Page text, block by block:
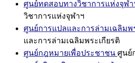
ศูนย์ทดสอบทางวิชาการแห่งจุฬา
วิชาการแห่งจุฬาฯ
ศูนย์การแปลและการล่ามเฉลิมพ
และการล่ามเฉลิมพระเกียรติ
ศูนย์กฎหมายเพื่อประชาชน ศูนย์